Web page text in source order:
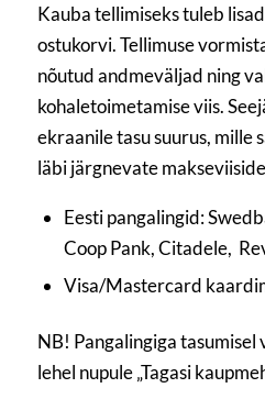
Kauba tellimiseks tuleb
ostukorvi. Tellimuse
nõutud andmeväljad ning
kohaletoimetamise viis.
ekraanile tasu suurus, mille
läbi järgnevate
Eesti pangalingid:
Coop Pank, Citadele,
Visa/Mastercard
NB! Pangalingiga
lehel nupule „Tagasi